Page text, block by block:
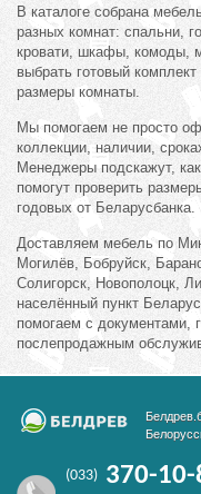
В каталоге собрана
разных комнат: спальни,
кровати, шкафы, комоды,
выбрать готовый
размеры комнаты.
Мы помогаем не просто
коллекции, наличии,
Менеджеры подскажут,
помогут проверить
годовых от Беларусбанка.
Доставляем мебель по
Могилёв, Бобруйск,
Солигорск, Новополоцк,
населённый пункт
помогаем с документами,
послепродажным
(033) 370-10-